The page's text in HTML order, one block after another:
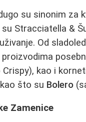
su sinonim za
Stracciatella &
Od
kao i
što su Bolero
Zamenice